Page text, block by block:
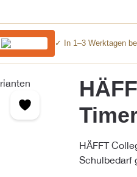
✓ In 1–3 Werktagen
HÄFFT
Schulbedarf